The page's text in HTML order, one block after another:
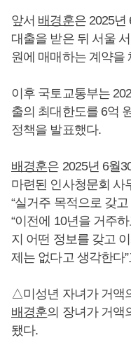
앞서 배경훈은 2025년
대출을 받은 뒤 서울
원에 매매하는 계약을
이후 국토교통부는
출의 최대한도를 6억
정책을 발표했다.
배경훈은 2025년 6월
마련된 인사청문회 사
“실거주 목적으로 갖
“이전에 10년을 거주
지 어떤 정보를 갖고
제는 없다고 생각한다
△미성년 자녀가 거액
배경훈의 장녀가 거액
됐다.